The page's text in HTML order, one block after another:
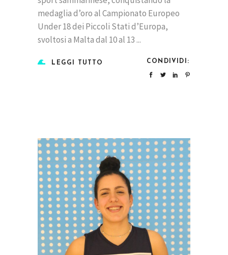
medaglia d’oro al Campionato Europeo
Under 18 dei Piccoli Stati d’Europa,
svoltosi a Malta dal 10 al 13
LEGGI TUTTO CONDIVIDI: